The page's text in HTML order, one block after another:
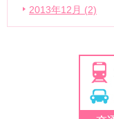
2013年12月 (2)